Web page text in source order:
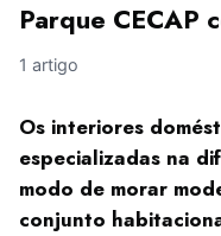
Parque CECAP
1 artigo
Os interiores
especializadas na
modo de morar
conjunto